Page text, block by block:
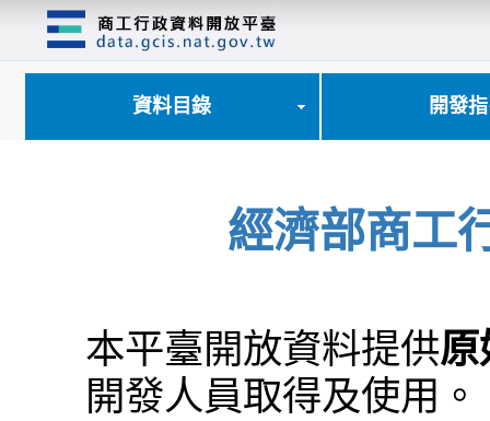
資料目錄 開發
經濟部商工
本平臺開放資料提供原
開發人員取得及使用。